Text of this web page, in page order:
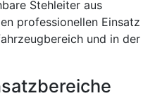
Stehleiter aus
professionellen Einsatz
und in der